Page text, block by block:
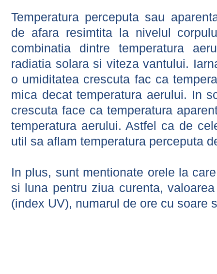
Temperatura perceputa sau
de afara resimtita la nivelul
combinatia dintre temperatura
radiatia solara si viteza vantului.
o umiditatea crescuta fac ca
mica decat temperatura aerului. In
crescuta face ca temperatura
temperatura aerului. Astfel ca de
util sa aflam temperatura perceputa
In plus, sunt mentionate orele la
si luna pentru ziua curenta,
(index UV), numarul de ore cu soare